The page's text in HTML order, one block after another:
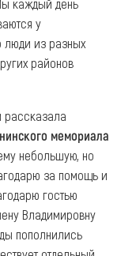
каждый день
у
люди из разных
районов
рассказала
мемориала
небольшую, но
за помощь и
гостью
Владимировну
пополнились